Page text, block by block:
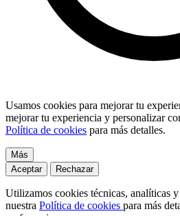
Usamos cookies para mejorar tu
mejorar tu experiencia y personalizar
Política de cookies para más detalles.
Más
Aceptar
Rechazar
Utilizamos cookies técnicas, analíticas
nuestra Política de cookies para más